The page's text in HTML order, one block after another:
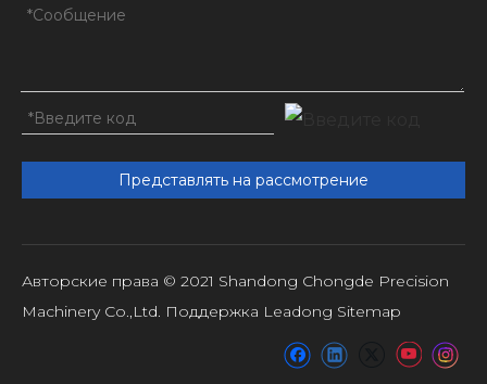
Представлять на рассмотрение
Авторские права © 2021 Shandong Chongde Precision
Machinery Co.,Ltd. Поддержка Leadong Sitemap